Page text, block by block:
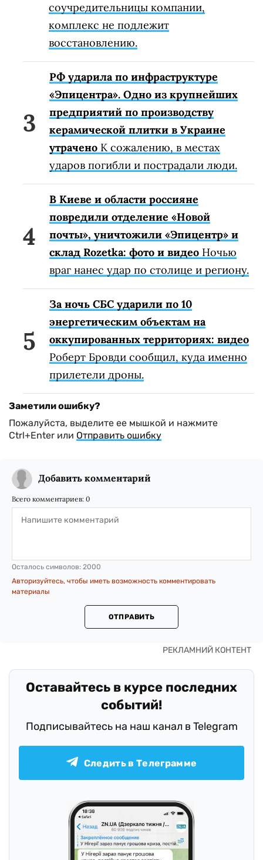
соучредительницы компании,
комплекс не подлежит
восстановлению.
РФ ударила по инфраструктуре
«Эпицентра». Одно из крупнейших
предприятий по производству
керамической плитки в Украине
утрачено К сожалению, в местах
ударов погибли и пострадали люди.
В Киеве и области россияне
повредили отделение «Новой
почты», уничтожили «Эпицентр» и
склад Rozetka: фото и видео Ночью
враг нанес удар по столице и региону.
За ночь СБС ударили по 10
энергетическим объектам на
оккупированных территориях: видео
Роберт Бровди сообщил, куда именно
прилетели дроны.
Заметили ошибку?
Пожалуйста, выделите ее мышкой и нажмите
Ctrl+Enter или Отправить ошибку
Добавить комментарий
Всего комментариев: 0
Осталось символов: 2000
Авторизуйтесь, чтобы иметь возможность комментировать
материалы
ОТПРАВИТЬ
Оставайтесь в курсе последних
событий!
Подписывайтесь на наш канал в Telegram
Следить в Телеграмме